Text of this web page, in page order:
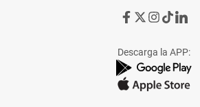
Ir
de
La
Voz
Ir
de
La
Voz
Ir
de
La
Voz
Ir
de
La
Voz
Ir
de
La
Voz
Descarga la APP: